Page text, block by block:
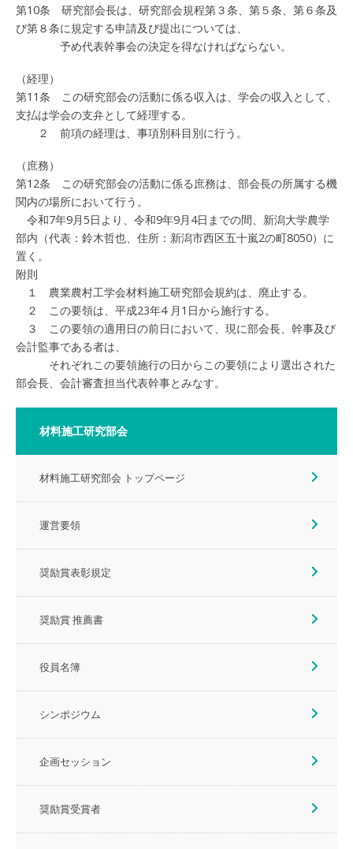
第10条 研究部会長は、研究部会規程第３条、第５条、第６条及
び第８条に規定する申請及び提出については、
予め代表幹事会の決定を得なければならない。
（経理）
第11条 この研究部会の活動に係る収入は、学会の収入として、
支払は学会の支弁として経理する。
２ 前項の経理は、事項別科目別に行う。
（庶務）
第12条 この研究部会の活動に係る庶務は、部会長の所属する機
関内の場所において行う。
令和7年9月5日より、令和9年9月4日までの間、新潟大学農学
部内（代表：鈴木哲也、住所：新潟市西区五十嵐2の町8050）に
置く。
附則
１ 農業農村工学会材料施工研究部会規約は、廃止する。
２ この要領は、平成23年4 月1日から施行する。
３ この要領の適用日の前日において、現に部会長、幹事及び
会計監事である者は、
それぞれこの要領施行の日からこの要領により選出された
部会長、会計審査担当代表幹事とみなす。
材料施工研究部会
材料施工研究部会 トップページ
運営要領
奨励賞表彰規定
奨励賞 推薦書
役員名簿
シンポジウム
企画セッション
奨励賞受賞者